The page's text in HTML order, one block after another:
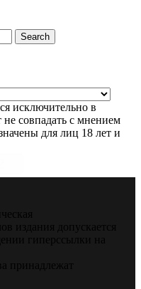
Search
исключительно в
совпадать с мнением
для лиц 18 лет и
издания допускается
гиперссылки на
принадлежат